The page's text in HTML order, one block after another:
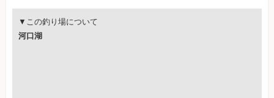
▼この釣り場について
河口湖